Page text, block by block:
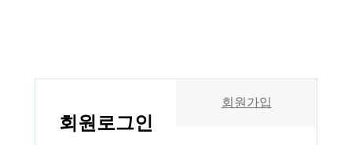
회원 로그인
회원가입